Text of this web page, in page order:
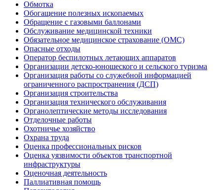
Обмотка
Обогащение полезных ископаемых
Обращение с газовыми баллонами
Обслуживание медицинской техники
Обязательное медицинское страхование (ОМС)
Опасные отходы
Оператор беспилотных летающих аппаратов
Организации детско-юношеского и сельского туризма
Организация работы со служебной информацией
ограниченного распространения (ДСП)
Организация строительства
Организация технического обслуживания
Органолептические методы исследования
Отделочные работы
Охотничье хозяйство
Охрана труда
Оценка профессиональных рисков
Оценка уязвимости объектов транспортной
инфраструктуры
Оценочная деятельность
Паллиативная помощь